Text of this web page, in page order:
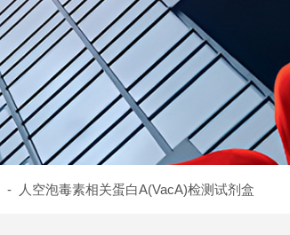
- 人空泡毒素相关蛋白A(VacA)检测试剂盒